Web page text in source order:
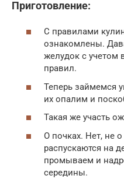
Приготовление:
С правилами
ознакомлены.
желудок с учетом
правил.
Теперь займемся
их опалим и
Такая же участь
О почках. Нет, не
распускаются на
промываем и
середины.